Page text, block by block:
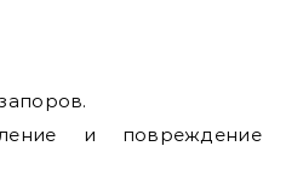
и повреждение